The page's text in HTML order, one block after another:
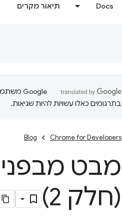
Docs תיאור מקרים
בתרגומים כאלו עשויות להיות שגיאות.
Chrome for Developers
Blog
מבט
(חלק 2)